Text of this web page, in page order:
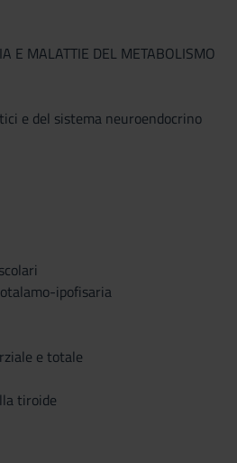
E MALATTIE DEL METABOLISMO
e del sistema neuroendocrino
ipofisaria
e totale
tiroide